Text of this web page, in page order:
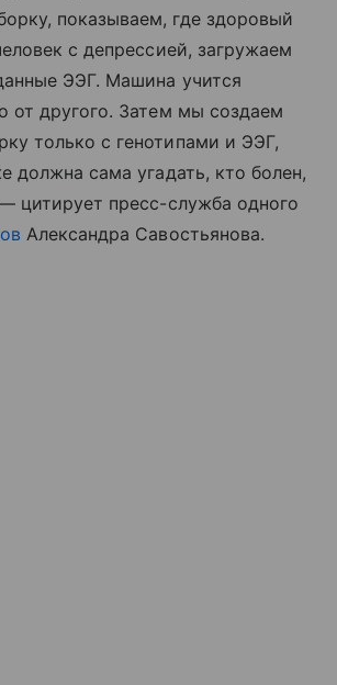
показываем, где здоровый
с депрессией, загружаем
ЭЭГ. Машина учится
от другого. Затем мы создаем
только с генотипами и ЭЭГ,
должна сама угадать, кто болен,
цитирует пресс-служба одного
Александра Савостьянова.